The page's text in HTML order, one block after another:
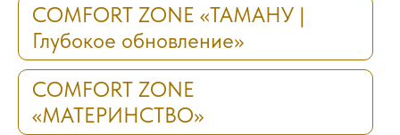
COMFORT ZONE «ТАМАНУ |
Глубокое обновление»
COMFORT ZONE
«МАТЕРИНСТВО»